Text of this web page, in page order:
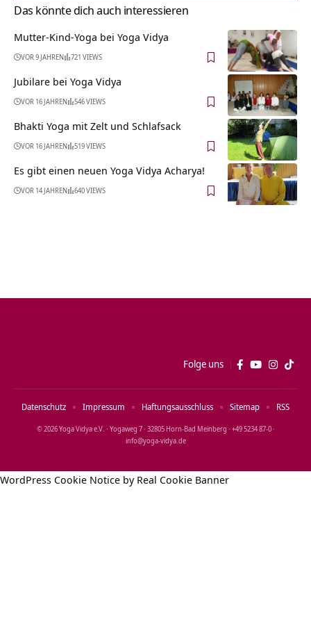
Das könnte dich auch interessieren
Mutter-Kind-Yoga bei Yoga Vidya
VOR 9 JAHREN 721 VIEWS
Jubilare bei Yoga Vidya
VOR 16 JAHREN 546 VIEWS
Bhakti Yoga mit Zelt und Schlafsack
VOR 16 JAHREN 519 VIEWS
Es gibt einen neuen Yoga Vidya Acharya!
VOR 14 JAHREN 640 VIEWS
Folge uns
© 2026 Yoga Vidya e.V. · Yogaweg 7 · 32805 Horn‑Bad Meinberg · +49 5234 87‑0 ·
info@yoga‑vidya.de
Datenschutz Impressum Haftungsausschluss Sitemap RSS
WordPress Cookie Notice by Real Cookie Banner